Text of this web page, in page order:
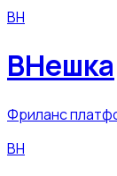
ВН
ВНешка
Фриланс
ВН